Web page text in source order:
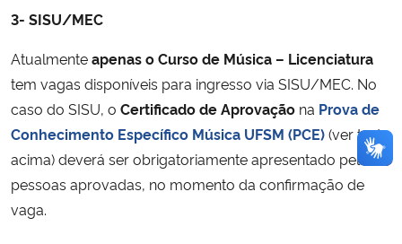
3- SISU/MEC
Atualmenteapenas o Curso de Música – Licenciatura
tem vagas disponíveis para ingresso via SISU/MEC. No
caso do SISU, o Certificado de Aprovação na Prova de
Conhecimento Específico Música UFSM (PCE)(ver texto
acima) deverá ser obrigatoriamente apresentado pelas
pessoas aprovadas, no momento da confirmação de
vaga.